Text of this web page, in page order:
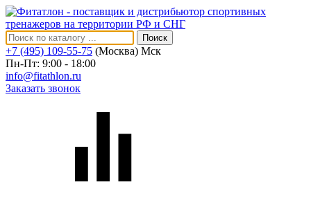
Поиск
+7 (495) 109-55-75 (Москва) Мск
Пн-Пт: 9:00 - 18:00
info@fitathlon.ru
Заказать звонок